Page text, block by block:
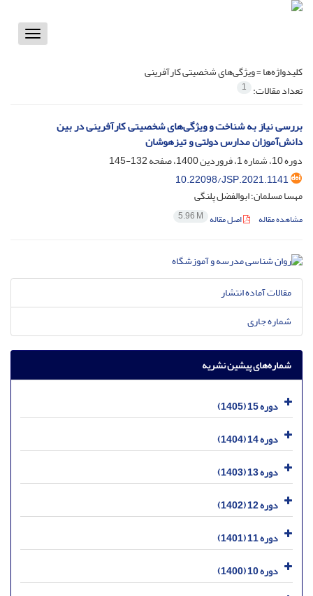
Toggle
کلیدواژه‌ها =ویژگی‌های شخصیتی کارآفرینی
تعداد مقالات: 1
بررسی نیاز به شناخت و ویژگی‌های شخصیتی کارآفرینی در بین
دانش‌آموزان مدارس دولتی و تیزهوشان
دوره 10، شماره 1، فروردین 1400، صفحه
132-145
10.22098/JSP.2021.1141
مهسا مسلمان؛ ابوالفضل پلنگی
مشاهده مقاله اصل مقاله 5.96 M
مقالات آماده انتشار
شماره جاری
شماره‌های پیشین نشریه
دوره 15 (1405)
دوره 14 (1404)
دوره 13 (1403)
دوره 12 (1402)
دوره 11 (1401)
دوره 10 (1400)